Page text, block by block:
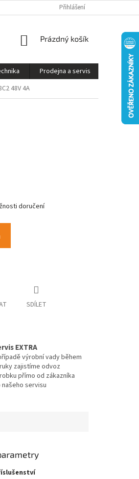
A PŘIPRAVÍME K PROVOZU
Přihlášení
NÁKUPNÍ
Prázdný košík
Prodejna a servis
Kontakty
48V 4A
doručení
SDÍLET
EXTRA
výrobní vady během
zajistíme odvoz
přímo od zákazníka
našeho servisu